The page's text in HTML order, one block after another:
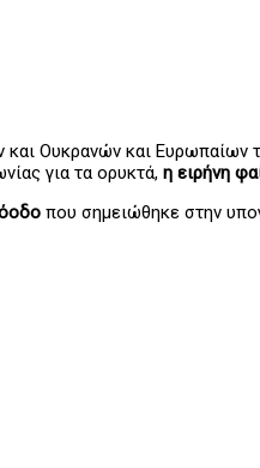
Ουκρανών και
για τα ορυκτά, η ειρήνη
που σημειώθηκε στην